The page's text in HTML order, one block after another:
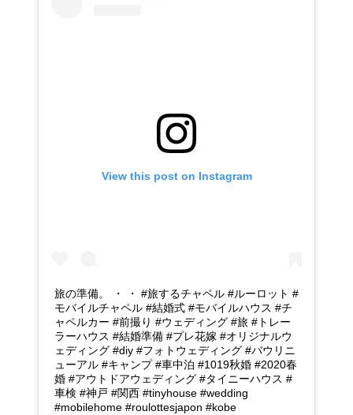
View this post on Instagram
旅の準備。 ・ ・ #旅するチャペル #ルーロット #
モバイルチャペル #結婚式 #モバイルハウス #チ
ャペルカー #前撮り #ウェディング #旅 #トレー
ラーハウス #結婚準備 #プレ花嫁 #オリジナルウ
ェディング #diy #フォトウェディング #バウリニ
ューアル #キャンプ #車中泊 #1019秋婚 #2020春
婚 #アウトドアウェディング #タイニーハウス #
車検 #神戸 #関西 #tinyhouse #wedding
#mobilehome #roulottesjapon #kobe